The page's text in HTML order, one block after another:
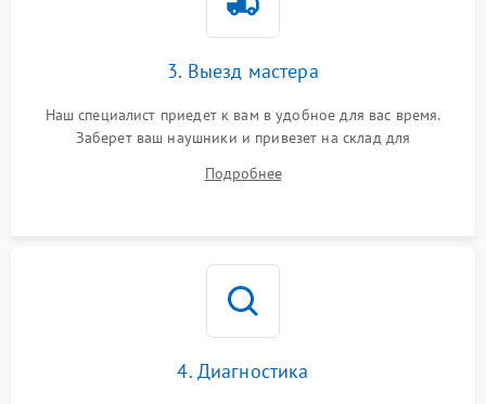
3. Выезд мастера
Наш специалист приедет к вам в удобное для вас время.
Заберет ваш наушники и привезет на склад для
Подробнее
4. Диагностика